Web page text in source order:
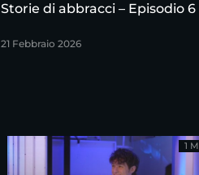
Storie di abbracci – Episodio 6
21 Febbraio 2026
1